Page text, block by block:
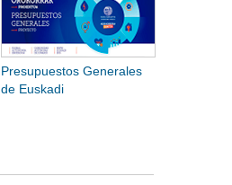
Presupuestos Generales
de Euskadi